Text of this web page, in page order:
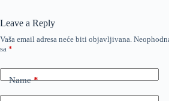
Leave a Reply
Vaša email adresa neće biti objavljivana.
sa *
Name*